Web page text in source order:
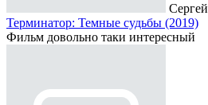
Сергей
Терминатор: Темные судьбы (2019)
Фильм довольно таки интересный